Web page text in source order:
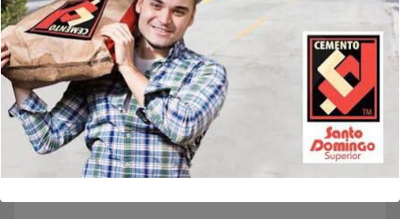
Desarrollo
Distrito Nacional
Economía
Editorial